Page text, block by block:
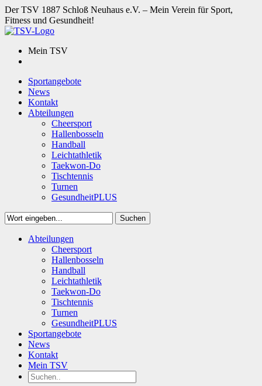
Der TSV 1887 Schloß Neuhaus e.V. – Mein Verein für Sport,
Fitness und Gesundheit!
Mein TSV
Sportangebote
News
Kontakt
Abteilungen
Cheersport
Hallenbosseln
Handball
Leichtathletik
Taekwon-Do
Tischtennis
Turnen
GesundheitPLUS
Suchen
SuchenAbteilungen
Cheersport
Hallenbosseln
Handball
Leichtathletik
Taekwon-Do
Tischtennis
Turnen
GesundheitPLUS
Sportangebote
News
Kontakt
Mein TSV